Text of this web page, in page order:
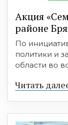
Акция
районе
По
политики и
области во
Читать